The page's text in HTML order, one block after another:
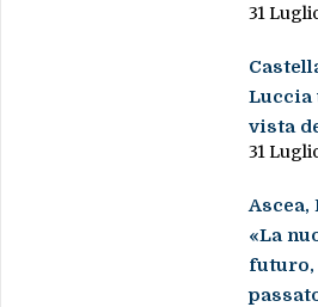
31
Luccia
vista
31
Ascea,
«La
futuro,